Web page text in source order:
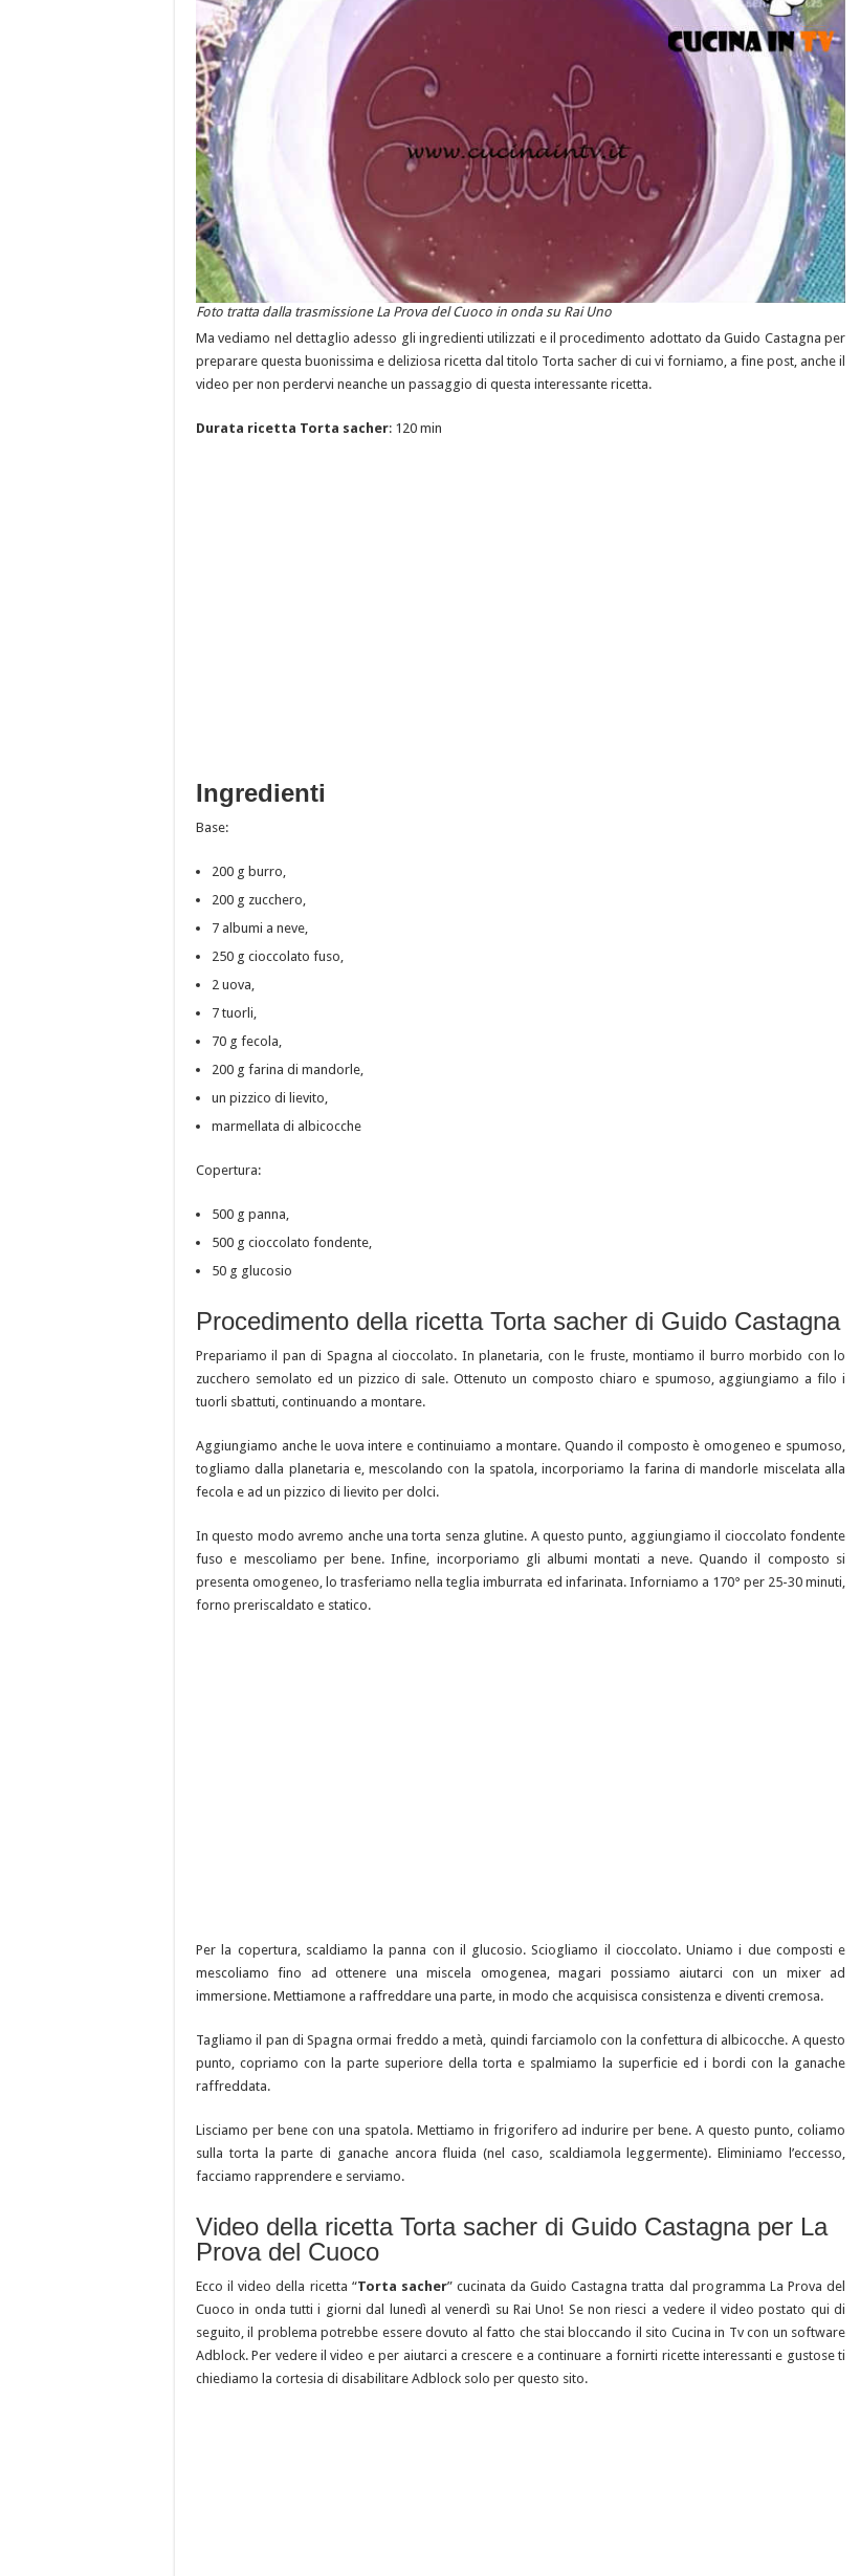
Foto tratta dalla trasmissione La Prova del Cuoco in onda su Rai Uno
Ma vediamo nel dettaglio adesso gli ingredienti utilizzati e il procedimento adottato da Guido Castagna per
preparare questa buonissima e deliziosa ricetta dal titolo Torta sacher di cui vi forniamo, a fine post, anche il
video per non perdervi neanche un passaggio di questa interessante ricetta.
Durata ricetta Torta sacher: 120 min
Ingredienti
Base:
200 g burro,
200 g zucchero,
7 albumi a neve,
250 g cioccolato fuso,
2 uova,
7 tuorli,
70 g fecola,
200 g farina di mandorle,
un pizzico di lievito,
marmellata di albicocche
Copertura:
500 g panna,
500 g cioccolato fondente,
50 g glucosio
Procedimento della ricetta Torta sacher di Guido Castagna
Prepariamo il pan di Spagna al cioccolato. In planetaria, con le fruste, montiamo il burro morbido con lo
zucchero semolato ed un pizzico di sale. Ottenuto un composto chiaro e spumoso, aggiungiamo a filo i
tuorli sbattuti, continuando a montare.
Aggiungiamo anche le uova intere e continuiamo a montare. Quando il composto è omogeneo e spumoso,
togliamo dalla planetaria e, mescolando con la spatola, incorporiamo la farina di mandorle miscelata alla
fecola e ad un pizzico di lievito per dolci.
In questo modo avremo anche una torta senza glutine. A questo punto, aggiungiamo il cioccolato fondente
fuso e mescoliamo per bene. Infine, incorporiamo gli albumi montati a neve. Quando il composto si
presenta omogeneo, lo trasferiamo nella teglia imburrata ed infarinata. Inforniamo a 170° per 25-30 minuti,
forno preriscaldato e statico.
Per la copertura, scaldiamo la panna con il glucosio. Sciogliamo il cioccolato. Uniamo i due composti e
mescoliamo fino ad ottenere una miscela omogenea, magari possiamo aiutarci con un mixer ad
immersione. Mettiamone a raffreddare una parte, in modo che acquisisca consistenza e diventi cremosa.
Tagliamo il pan di Spagna ormai freddo a metà, quindi farciamolo con la confettura di albicocche. A questo
punto, copriamo con la parte superiore della torta e spalmiamo la superficie ed i bordi con la ganache
raffreddata.
Lisciamo per bene con una spatola. Mettiamo in frigorifero ad indurire per bene. A questo punto, coliamo
sulla torta la parte di ganache ancora fluida (nel caso, scaldiamola leggermente). Eliminiamo l’eccesso,
facciamo rapprendere e serviamo.
Video della ricetta Torta sacher di Guido Castagna per La
Prova del Cuoco
Ecco il video della ricetta “Torta sacher” cucinata da Guido Castagna tratta dal programma La Prova del
Cuoco in onda tutti i giorni dal lunedì al venerdì su Rai Uno! Se non riesci a vedere il video postato qui di
seguito, il problema potrebbe essere dovuto al fatto che stai bloccando il sito Cucina in Tv con un software
Adblock. Per vedere il video e per aiutarci a crescere e a continuare a fornirti ricette interessanti e gustose ti
chiediamo la cortesia di disabilitare Adblock solo per questo sito.